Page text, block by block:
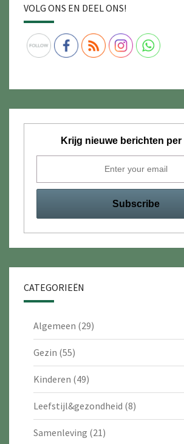
VOLG ONS EN DEEL ONS!
Krijg nieuwe berichten per
CATEGORIEËN
Algemeen (29)
Gezin (55)
Kinderen (49)
Leefstijl&gezondheid (8)
Samenleving (21)